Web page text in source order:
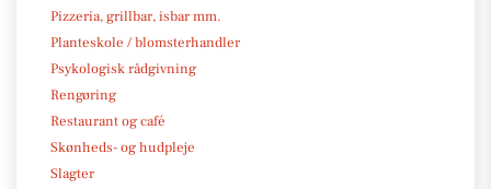
Pizzeria, grillbar, isbar mm.
Planteskole / blomsterhandler
Psykologisk rådgivning
Rengøring
Restaurant og café
Skønheds- og hudpleje
Slagter